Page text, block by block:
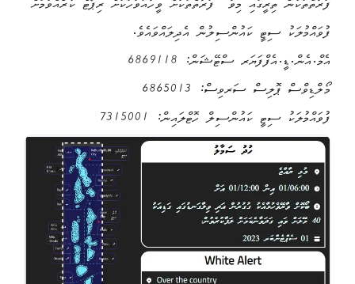
ފަރާތްތަކުން ތިރީގައި މިވާ ފަރާތްތަކަށް ވީހާއަވަހަކަށް ރިޕޯޓް ކުރެއްވުމަށް
ފުވައްމުލަކު ސިޓީ ކައުންސިލުން އެދިލައްވައެވެ.
އެމް.އެން.ޑީ.އެފްފަޔަރ ސްޓޭޝަން: 6869118
މޯލްޑިވްސް ޕޮލިސް ސަރވިސް: 6865013
ފުވައްމުލަކު ސިޓީ ކައުންސިލް ހޮޓްލައިން: 7315001